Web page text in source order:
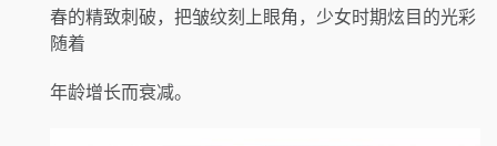
春的精致刺破，把皱纹刻上眼角，少女时期炫目的光彩
随着
年龄增长而衰减。